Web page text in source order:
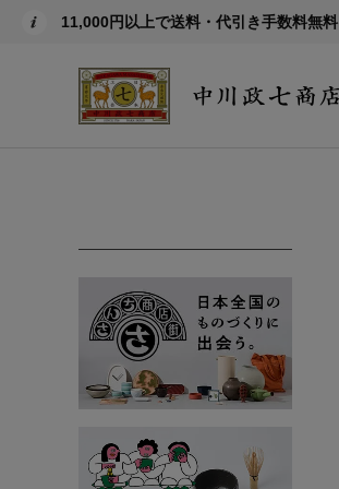
11,000円以上で送料・代引き手数料無料